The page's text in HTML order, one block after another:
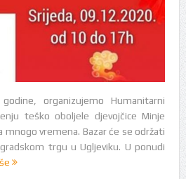
organizujemo Humanitarni
teško oboljele djevojčice Minje
mnogo vremena. Bazar će se održati
trgu u Ugljeviku. U ponudi